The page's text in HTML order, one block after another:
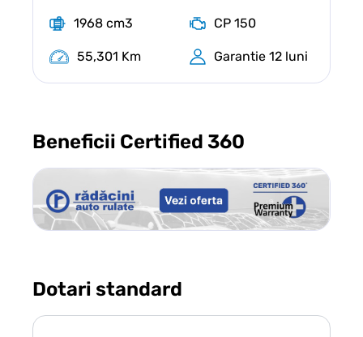
1968 cm3 CP 150
55,301 Km Garantie 12 luni
Beneficii Certified 360
Dotari standard